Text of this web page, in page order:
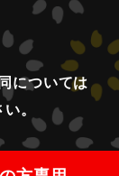
については
。